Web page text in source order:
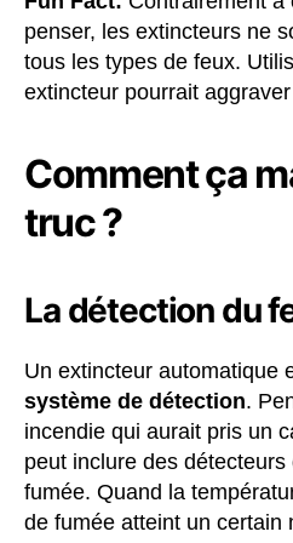
penser, les extincteurs ne
tous les types de feux.
extincteur pourrait
Comment ça
truc ?
La détection du
Un extincteur automatique
système de détection.
incendie qui aurait pris un
peut inclure des
fumée. Quand la
de fumée atteint un certain